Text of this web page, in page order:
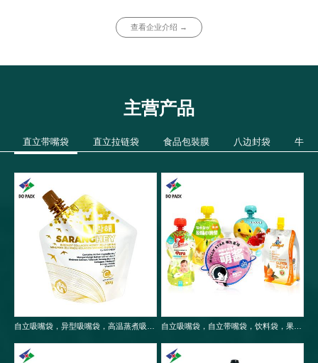
查看企业介绍 →
主营产品
直立带嘴袋 直立拉链袋 食品包裝膜 八边封袋 牛皮